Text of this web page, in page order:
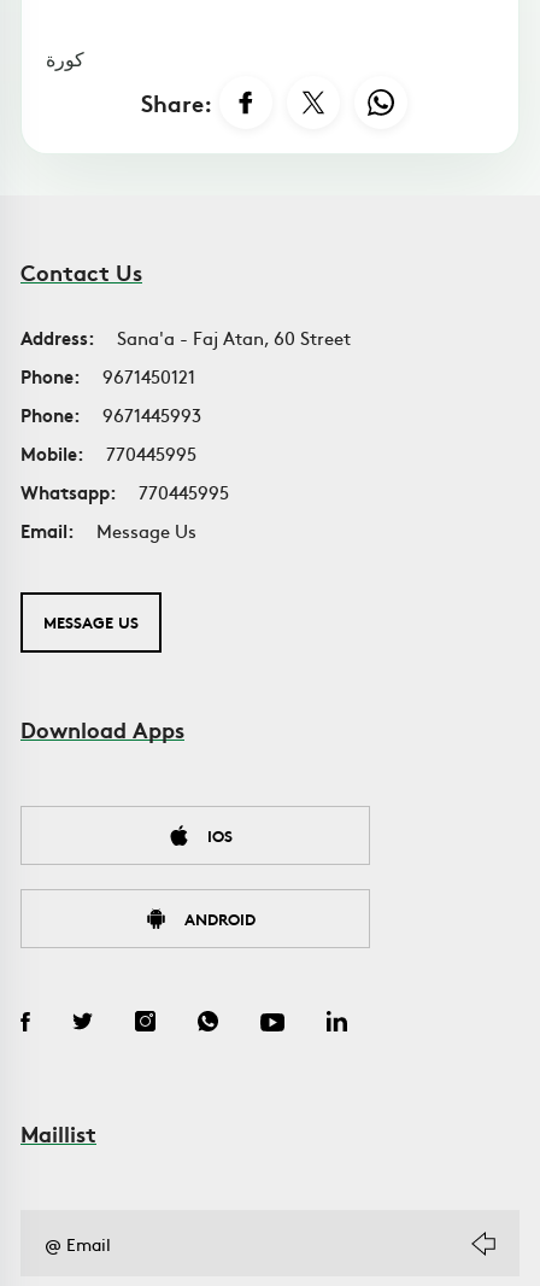
كورة
Share:
Contact Us
Address:
Sana'a - Faj Atan, 60 Street
Phone:
9671450121
Phone:
9671445993
Mobile:
770445995
Whatsapp:
770445995
Email:
Message Us
MESSAGE US
Download Apps
IOS
ANDROID
Maillist